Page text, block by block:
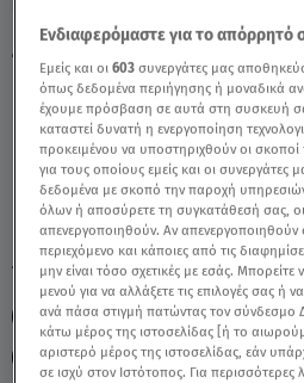
Ζυγός Σήμερα 26/7/24: Οι
Άσης Μπήλιου - Video
TAGS: ΗΜΕΡΗΣΙΕΣ ΠΡΟΒΛΕΨΕΙΣ
ΗΜΕΡΗΣΙΕΣ ΠΡΟΒΛΕΨΕΙΣ ΖΩΔΙΑ
ΖΥΓΟΣ
ΖΥΓΟΣ ΑΣΗ ΜΠΗΛΙΟΥ
Ενδιαφερόμαστε για το απόρρητό
Εμείς και οι603 συνεργάτες μας
όπως δεδομένα περιήγησης ή μοναδικά
έχουμε πρόσβαση σε αυτά στη συσκευή
καταστεί δυνατή η ενεργοποίηση
προκειμένου να υποστηριχθούν οι
για τους οποίους εμείς και οι συνεργάτες
δεδομένα με σκοπό την παροχή
όλων ή αποσύρετε τη συγκατάθεσή σας, οι
απενεργοποιηθούν. Αν απενεργοποιηθούν
περιεχόμενο και κάποιες από τις
μην είναι τόσο σχετικές με εσάς.
μενού για να αλλάξετε τις επιλογές σας ή
ανά πάσα στιγμή πατώντας τον σύνδεσμο
κάτω μέρος της ιστοσελίδας [ή το
αριστερό μέρος της ιστοσελίδας, εάν
σε ισχύ στον Ιστότοπος. Για περισσότερες